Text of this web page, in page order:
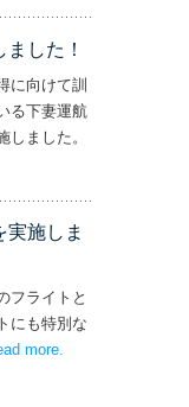
した！
に向けて訓
る下妻運航
しました。
実施しま
フライトと
にも特別な
more– ‘ナイトフライト
.